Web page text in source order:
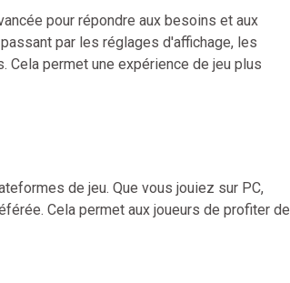
pour répondre aux besoins et aux
par les réglages d'affichage, les
permet une expérience de jeu plus
de jeu. Que vous jouiez sur PC,
Cela permet aux joueurs de profiter de